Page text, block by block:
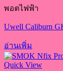
พอตไฟฟ้า
Uwell Caliburn
อ่านเพิ่ม
Quick View